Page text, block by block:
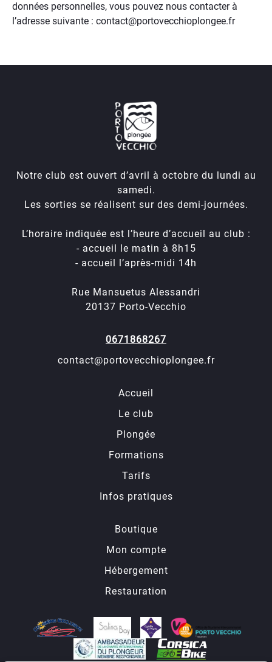
données personnelles, vous pouvez nous contacter à
l’adresse suivante : contact@portovecchioplongee.fr
Notre club est ouvert d’avril à octobre du lundi au
samedi.
Les sorties se réalisent sur des demi-journées.
L’horaire indiquée est l’heure d’accueil au club :
- accueil le matin à 8h15
- accueil l’après-midi 14h
Rue Mansuetus Alessandri
20137 Porto-Vecchio
Accueil
Le club
Plongée
Formations
Tarifs
Infos pratiques
Boutique
Mon compte
Hébergement
Restauration
0671868267
contact@portovecchioplongee.fr